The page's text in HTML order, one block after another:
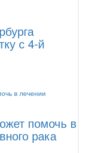
с 4-й
помочь в
рака